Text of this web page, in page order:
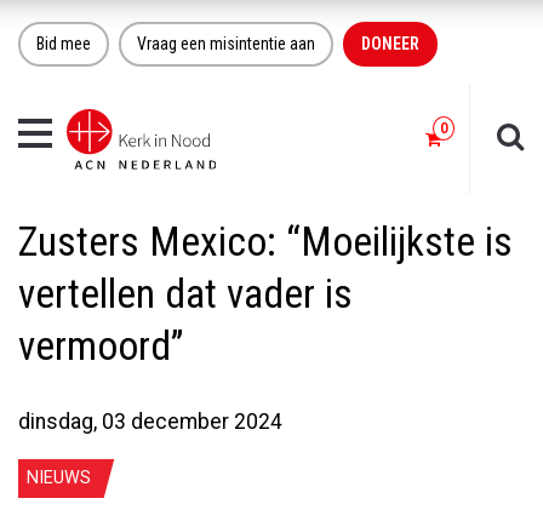
Bid mee Vraag een misintentie aan DONEER
Toggle
navigation
Zusters Mexico: “Moeilijkste is
vertellen dat vader is
vermoord”
dinsdag, 03 december 2024
NIEUWS